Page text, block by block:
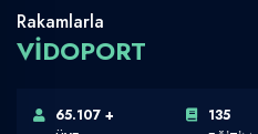
Rakamlarla
VİDOPORT
65.107 +
135